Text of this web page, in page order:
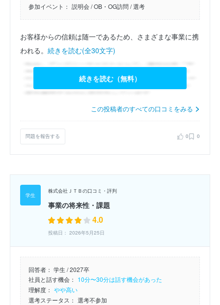
参加イベント： 説明会/ OB・OG訪問/ 選考
お客様からの信頼は随一であるため、さまざまな事業に携
われる。 続きを読む(全30文字)
続きを読む（無料）
この投稿者のすべての口コミをみる
問題を報告する 0 0
株式会社ＪＴＢの口コミ・評判
事業の将来性・課題
4.0
投稿日： 2026年5月25日
回答者： 学生 / 2027卒
社員と話す機会： 10分〜30分は話す機会があった
理解度： やや高い
選考ステータス： 選考不参加